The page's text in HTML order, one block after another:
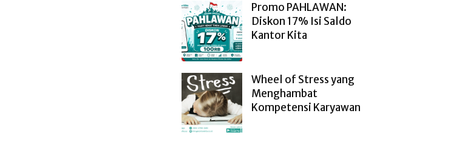
Promo PAHLAWAN:
Diskon 17% Isi Saldo
Kantor Kita
Wheel of Stress yang
Menghambat
Kompetensi Karyawan